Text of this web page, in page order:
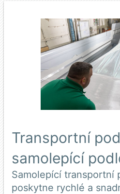
Transportní
samolepící
Samolepící transportní
poskytne rychlé a